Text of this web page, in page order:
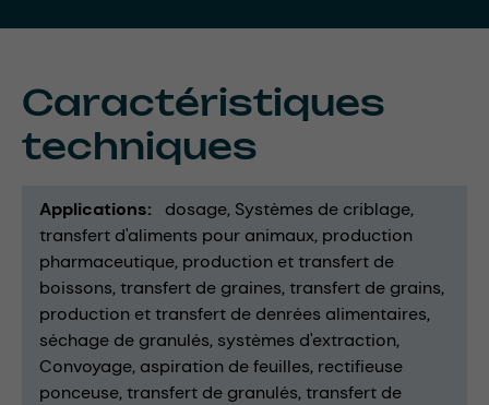
Caractéristiques
techniques
Applications dosage Systèmes de criblage
transfert d'aliments pour animaux production
pharmaceutique production et transfert de
boissons transfert de graines transfert de grains
production et transfert de denrées alimentaires
séchage de granulés systèmes d'extraction
Convoyage aspiration de feuilles rectifieuse
ponceuse transfert de granulés transfert de